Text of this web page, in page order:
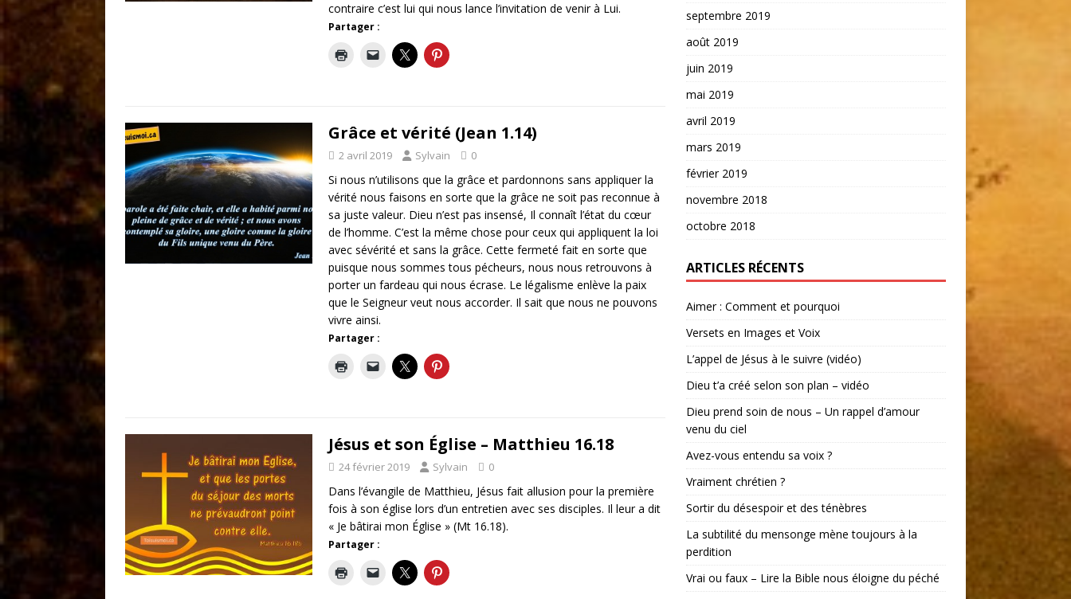
contraire c’est lui qui nous lance l’invitation de venir à Lui.
Partager :
Grâce et vérité (Jean 1.14)
2 avril 2019 Sylvain 0
Si nous n’utilisons que la grâce et pardonnons sans appliquer la
vérité nous faisons en sorte que la grâce ne soit pas reconnue à
sa juste valeur. Dieu n’est pas insensé, Il connaît l’état du cœur
de l’homme. C’est la même chose pour ceux qui appliquent la loi
avec sévérité et sans la grâce. Cette fermeté fait en sorte que
puisque nous sommes tous pécheurs, nous nous retrouvons à
porter un fardeau qui nous écrase. Le légalisme enlève la paix
que le Seigneur veut nous accorder. Il sait que nous ne pouvons
vivre ainsi.
Partager :
Jésus et son Église – Matthieu 16.18
24 février 2019 Sylvain 0
Dans l’évangile de Matthieu, Jésus fait allusion pour la première
fois à son église lors d’un entretien avec ses disciples. Il leur a dit
« Je bâtirai mon Église » (Mt 16.18).
Partager :
septembre 2019
août 2019
juin 2019
mai 2019
avril 2019
mars 2019
février 2019
novembre 2018
octobre 2018
ARTICLES RÉCENTS
Aimer : Comment et pourquoi
Versets en Images et Voix
L’appel de Jésus à le suivre (vidéo)
Dieu t’a créé selon son plan – vidéo
Dieu prend soin de nous – Un rappel d’amour
venu du ciel
Avez-vous entendu sa voix ?
Vraiment chrétien ?
Sortir du désespoir et des ténèbres
La subtilité du mensonge mène toujours à la
perdition
Vrai ou faux – Lire la Bible nous éloigne du péché